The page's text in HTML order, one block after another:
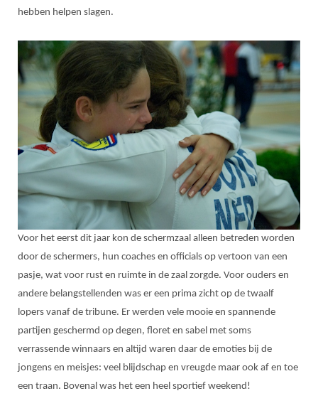
hebben helpen slagen.
Voor het eerst dit jaar kon de schermzaal alleen betreden worden
door de schermers, hun coaches en officials op vertoon van een
pasje, wat voor rust en ruimte in de zaal zorgde. Voor ouders en
andere belangstellenden was er een prima zicht op de twaalf
lopers vanaf de tribune. Er werden vele mooie en spannende
partijen geschermd op degen, floret en sabel met soms
verrassende winnaars en altijd waren daar de emoties bij de
jongens en meisjes: veel blijdschap en vreugde maar ook af en toe
een traan. Bovenal was het een heel sportief weekend!